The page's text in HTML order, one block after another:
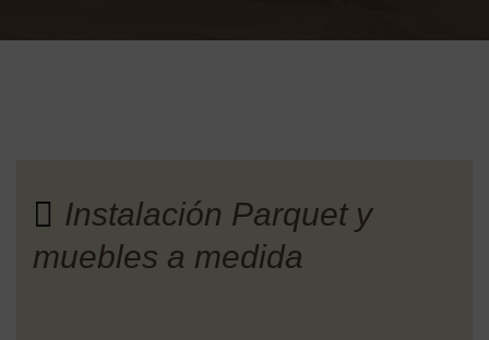
Instalación Parquet y
muebles a medida